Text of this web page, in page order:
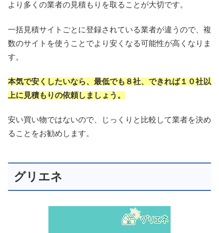
より多くの業者の見積もりを取ることが大切です。
一括見積サイトごとに登録されている業者が違うので、複
数のサイトを使うことでより安くなる可能性が高くなりま
す。
本気で安くしたいなら、最低でも８社、できれば１０社以
上に見積もりの依頼しましょう。
安い買い物ではないので、じっくりと比較して業者を決め
ることをお勧めします。
グリエネ